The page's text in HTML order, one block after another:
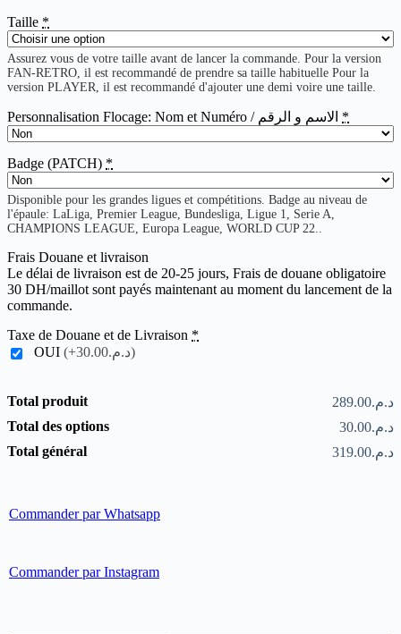
Taille *
Assurez vous de votre taille avant de lancer la commande. Pour la version
FAN-RETRO, il est recommandé de prendre sa taille habituelle Pour la
version PLAYER, il est recommandé d'ajouter une demi voire une taille.
Personnalisation Flocage: Nom et Numéro / الاسم و الرقم *
Badge (PATCH) *
Disponible pour les grandes ligues et compétitions. Badge au niveau de
l'épaule: LaLiga, Premier League, Bundesliga, Ligue 1, Serie A,
CHAMPIONS LEAGUE, Europa League, WORLD CUP 22..
Frais Douane et livraison
Le délai de livraison est de 20-25 jours, Frais de douane obligatoire
30 DH/maillot sont payés maintenant au moment du lancement de la
commande.
Taxe de Douane et de Livraison *
OUI
(+د.م.30.00)
Total produit
د.م.289.00
Total des options
د.م.30.00
Total général
د.م.319.00
Commander par Whatsapp
Commander par Instagram